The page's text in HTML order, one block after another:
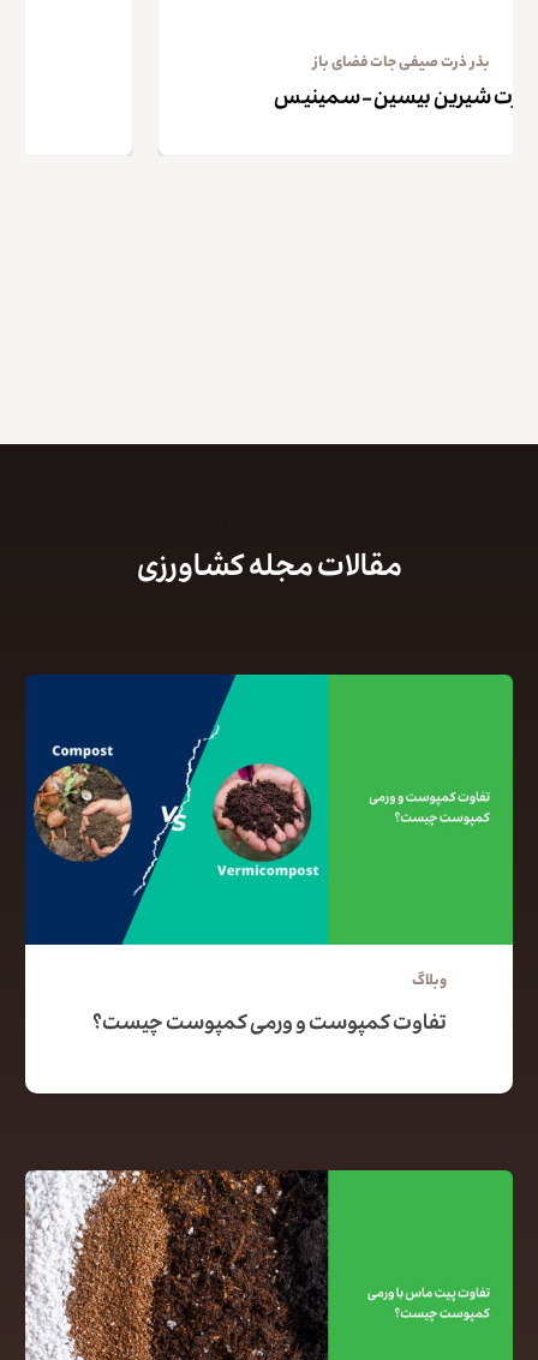
مقالات مجله کشاورزی
وبلاگ
تفاوت کمپوست و ورمی کمپوست چیست؟